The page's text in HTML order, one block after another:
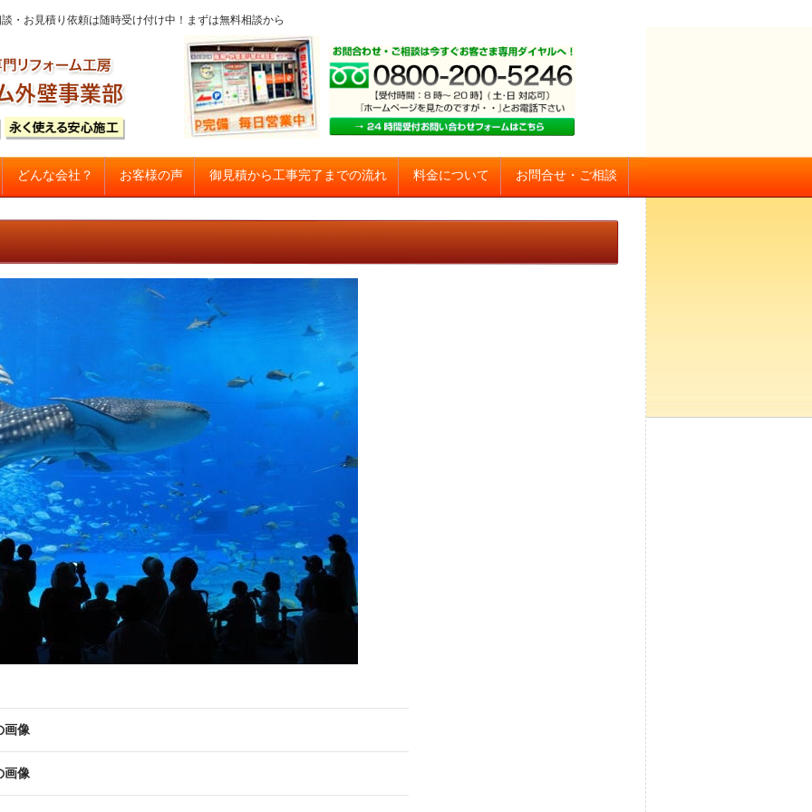
ご相談・お見積り依頼は随時受け付け中！まずは無料相談から
住宅塗り替え専門店
どんな会社？ お客様の声 御見積から工事完了までの流れ 料金について お問合せ・ご相談
画像
画像